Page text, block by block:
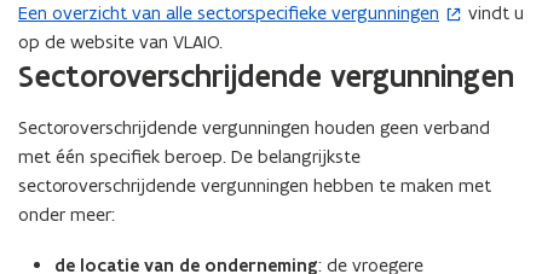
p
e
n
i
n
n
i
Een overzicht van alle sectorspecifieke vergunningen
(
o
p
n
t
i
n
vindt u
op de website van VLAIO.
Sectoroverschrijdende vergunningen
Sectoroverschrijdende vergunningen houden geen verband
met één specifiek beroep. De belangrijkste
sectoroverschrijdende vergunningen hebben te maken met
onder meer:
de locatie van de onderneming: de vroegere